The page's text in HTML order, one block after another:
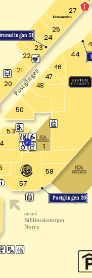
20
21
22
23
24
27
44
50
53
57
58
1
47
46
48
25
entré
Bibliotekstorget
Norra
Postgången
Postgången 20
51
I
1001